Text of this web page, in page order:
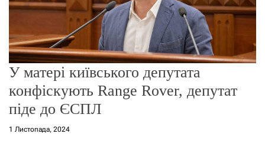
У матері київського депутата
конфіскують Range Rover, депутат
піде до ЄСПЛ
1 Листопада, 2024